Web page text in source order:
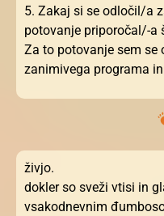
5. Zakaj si se odločil/a
potovanje priporočal/-a
Za to potovanje sem se
zanimivega programa
živjo.
dokler so sveži vtisi in
vsakodnevnim